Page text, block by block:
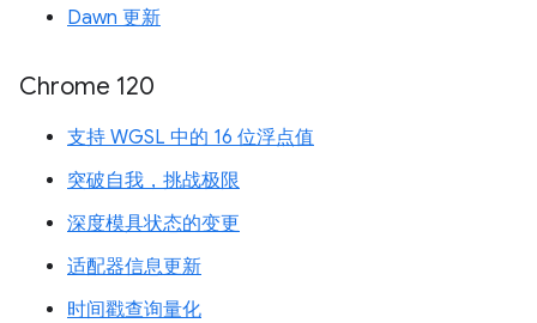
Dawn 更新
Chrome 120
支持 WGSL 中的 16 位浮点值
突破自我，挑战极限
深度模具状态的变更
适配器信息更新
时间戳查询量化